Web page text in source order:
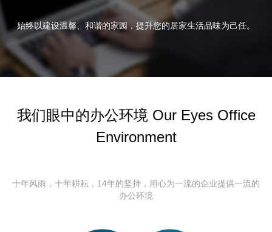
始终以建设温馨、和谐的家园，提升您的居家生活品味为己任。
我们眼中的办公环境 Our Eyes Office
Environment
十年风雨，十年耕耘，14年的坚持，用心为一流的企业提供一流的
办公环境